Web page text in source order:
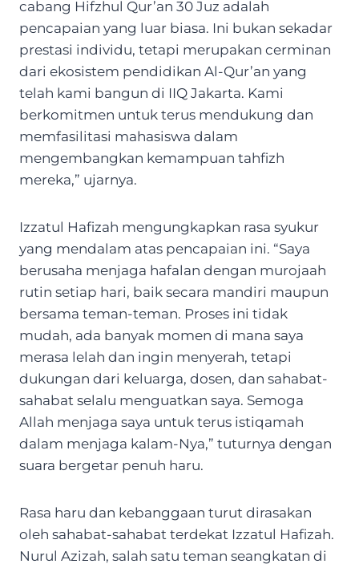
cabang Hifzhul Qur’an 30 Juz adalah
pencapaian yang luar biasa. Ini bukan sekadar
prestasi individu, tetapi merupakan cerminan
dari ekosistem pendidikan Al-Qur’an yang
telah kami bangun di IIQ Jakarta. Kami
berkomitmen untuk terus mendukung dan
memfasilitasi mahasiswa dalam
mengembangkan kemampuan tahfizh
mereka,” ujarnya.
Izzatul Hafizah mengungkapkan rasa syukur
yang mendalam atas pencapaian ini. “Saya
berusaha menjaga hafalan dengan murojaah
rutin setiap hari, baik secara mandiri maupun
bersama teman-teman. Proses ini tidak
mudah, ada banyak momen di mana saya
merasa lelah dan ingin menyerah, tetapi
dukungan dari keluarga, dosen, dan sahabat-
sahabat selalu menguatkan saya. Semoga
Allah menjaga saya untuk terus istiqamah
dalam menjaga kalam-Nya,” tuturnya dengan
suara bergetar penuh haru.
Rasa haru dan kebanggaan turut dirasakan
oleh sahabat-sahabat terdekat Izzatul Hafizah.
Nurul Azizah, salah satu teman seangkatan di